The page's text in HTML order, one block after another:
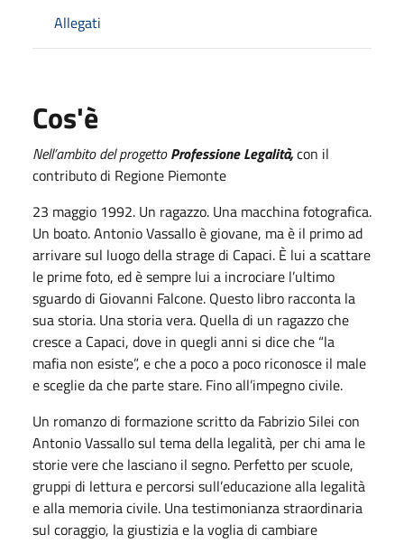
Allegati
Cos'è
Nell’ambito del progettoProfessione Legalità,con il
contributo di Regione Piemonte
23 maggio 1992. Un ragazzo. Una macchina fotografica.
Un boato. Antonio Vassallo è giovane, ma è il primo ad
arrivare sul luogo della strage di Capaci. È lui a scattare
le prime foto, ed è sempre lui a incrociare l’ultimo
sguardo di Giovanni Falcone. Questo libro racconta la
sua storia. Una storia vera. Quella di un ragazzo che
cresce a Capaci, dove in quegli anni si dice che “la
mafia non esiste”, e che a poco a poco riconosce il male
e sceglie da che parte stare. Fino all’impegno civile.
Un romanzo di formazione scritto da Fabrizio Silei con
Antonio Vassallo sul tema della legalità, per chi ama le
storie vere che lasciano il segno. Perfetto per scuole,
gruppi di lettura e percorsi sull’educazione alla legalità
e alla memoria civile. Una testimonianza straordinaria
sul coraggio, la giustizia e la voglia di cambiare